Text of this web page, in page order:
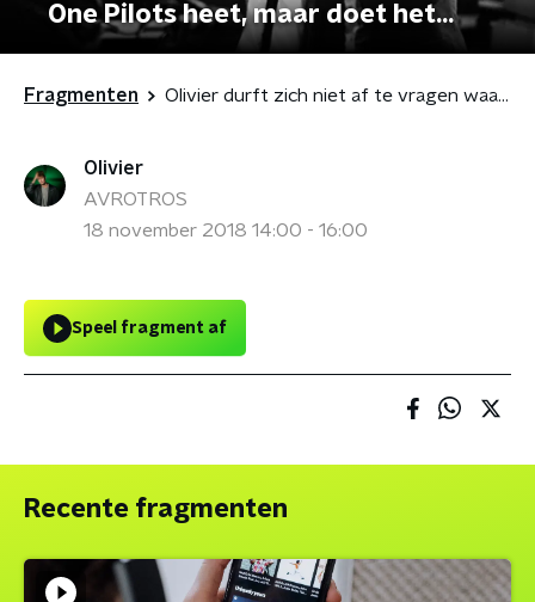
One Pilots heet, maar doet het
toch!!! #shook
Fragmenten Olivier durft zich niet af te vragen waarom Twenty One Pilots, Twenty One Pilots heet, maar doet het toch!!! #shook
Olivier
AVROTROS
18 november 2018 14:00 - 16:00
Speel fragment af
Recente fragmenten